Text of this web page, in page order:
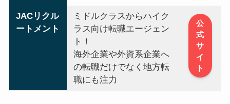
JACリクル
ートメント
ミドルクラスからハイク
ラス向け転職エージェン
ト！
海外企業や外資系企業へ
の転職だけでなく地方転
職にも注力
公
式
サ
イ
ト